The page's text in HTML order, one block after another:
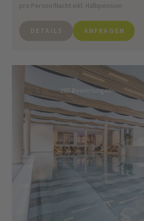
pro Person/Nacht inkl. Halbpension
DETAILS ANFRAGEN
9,3 265 Bewertungen